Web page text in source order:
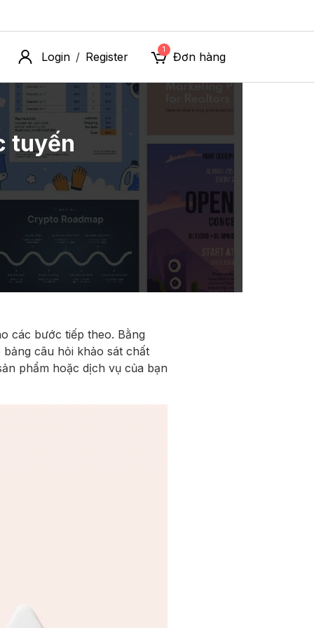
Login / Register
1
Đơn hàng
tuyến
các bước tiếp theo. Bằng
câu hỏi khảo sát chất
phẩm hoặc dịch vụ của bạn